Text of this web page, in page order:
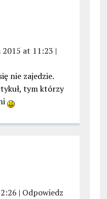
2015 at 11:23 |
nie zajedzie.
tym którzy
| Odpowiedz